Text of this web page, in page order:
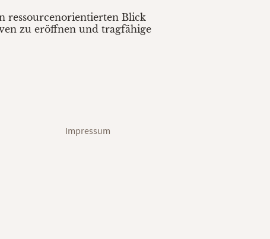
ressourcenorientierten Blick
zu eröffnen und tragfähige
Impressum